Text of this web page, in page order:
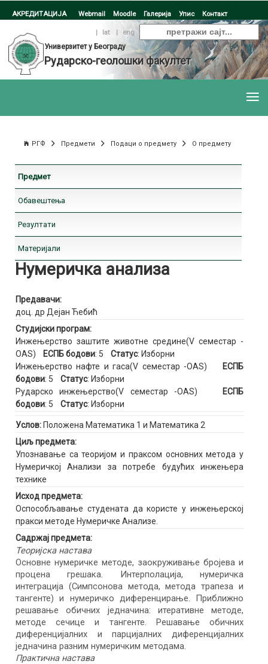
АКРЕДИТАЦИЈА Webmail Moodle Галерија Упис Контакт
| lat |
eng
Универзитет у Београду
Рударско-геолошки факултет
РГФ Предмети Подаци о предмету О предмету
Предмет
Обавештења
Резултати
Материјали
Нумеричка анализа
Предавачи:
доц. др Дејан Ћебић
Студијски програм:
Инжењерство заштите животне средине(V семестар -
OAS)
ЕСПБ бодови: 5 Статус: Изборни
Инжењерство нафте и гаса(V семестар -OAS)
ЕСПБ
бодови: 5 Статус: Изборни
Рударско инжењерство(V семестар -OAS)
ЕСПБ
бодови: 5 Статус: Изборни
Услов: Положена Математика 1 и Математика 2
Циљ предмета:
Упознавање са теоријом и праксом основних метода у
Нумеричкој Анализи за потребе будућих инжењера
технике
Исход предмета:
Оспособљавање студената да користе у инжењерској
пракси методе Нумеричке Анализе.
Садржај предмета:
Теоријска настава
Основне нумеричке методе, заокруживање бројева и
процена грешака. Интерполација, нумеричка
интеграција (Симпсонова метода, метода трапеза и
тангенте) и нумеричко диференцирање. Приближно
решавање обичних једначина: итеративне методе,
методе сечице и тангенте. Решавање обичних
диференцијалних и парцијалних диференцијалних
једначина разним нумеричким методама.
Практична настава